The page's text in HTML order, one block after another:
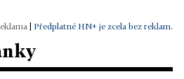
| Předplatné HN+ je zcela bez reklam.